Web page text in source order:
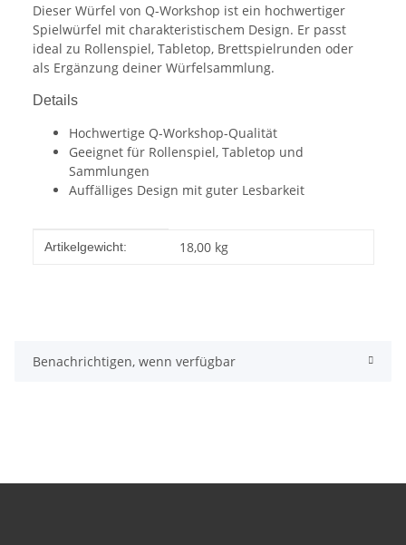
Dieser Würfel von Q-Workshop ist ein hochwertiger
Spielwürfel mit charakteristischem Design. Er passt
ideal zu Rollenspiel, Tabletop, Brettspielrunden oder
als Ergänzung deiner Würfelsammlung.
Details
Hochwertige Q-Workshop-Qualität
Geeignet für Rollenspiel, Tabletop und
Sammlungen
Auffälliges Design mit guter Lesbarkeit
Produkteigenschaft
Wert
Artikelgewicht: 18,00 kg
Benachrichtigen, wenn verfügbar